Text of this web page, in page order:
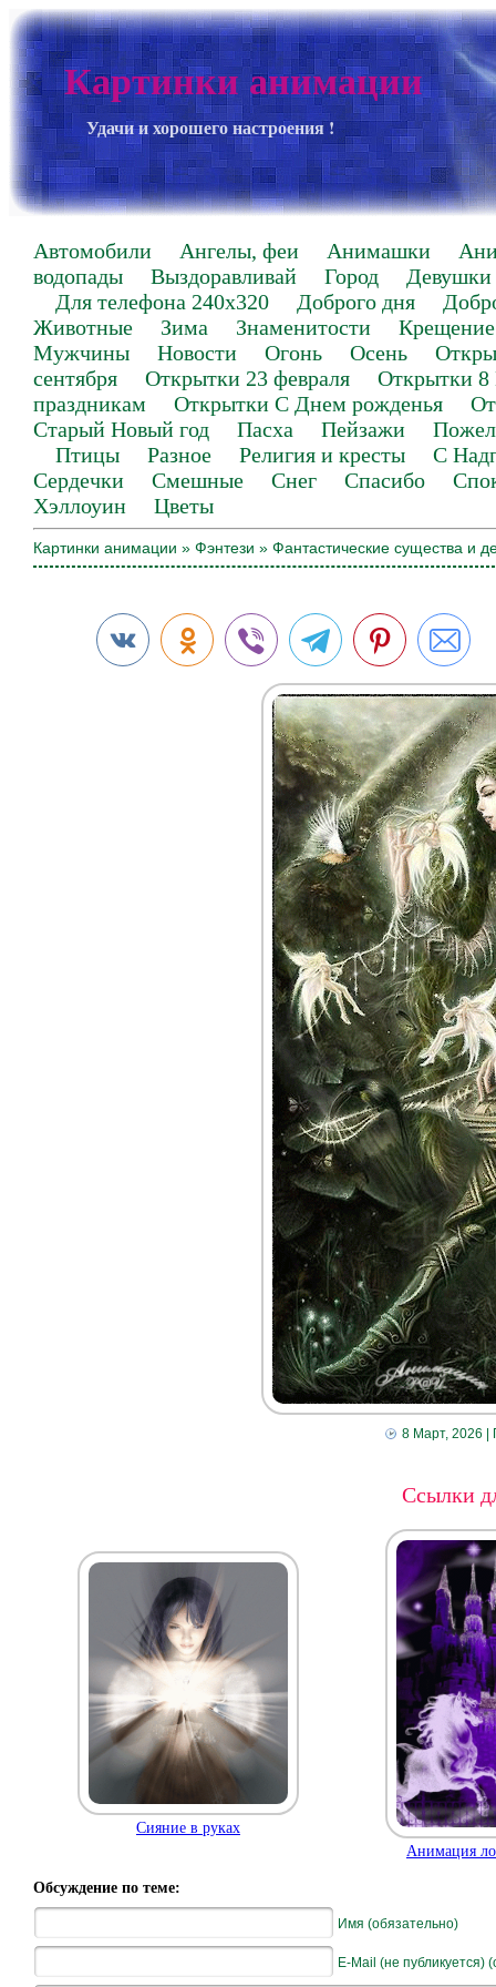
Картинки анимации
Удачи и хорошего настроения !
Автомобили Ангелы, феи Анимашки
водопады
Выздоравливай Город
Девушки
Для телефона 240х320
Доброго дня
Животные
Зима Знаменитости
Крещение
Мужчины
Новости Огонь Осень
сентября
Открытки 23 февраля
Открытки 8
праздникам
Открытки С Днем рожденья
Старый Новый год
Пасха Пейзажи
Птицы
Разное Религия и кресты
С
Сердечки
Смешные Снег Спасибо
Хэллоуин
Цветы
Картинки анимации » Фэнтези » Фантастические существа и
8 Март, 2026 |
Ссылки
Сияние в руках
Анимация
Обсуждение по теме:
Имя (обязательно)
E-Mail (не публикуется)